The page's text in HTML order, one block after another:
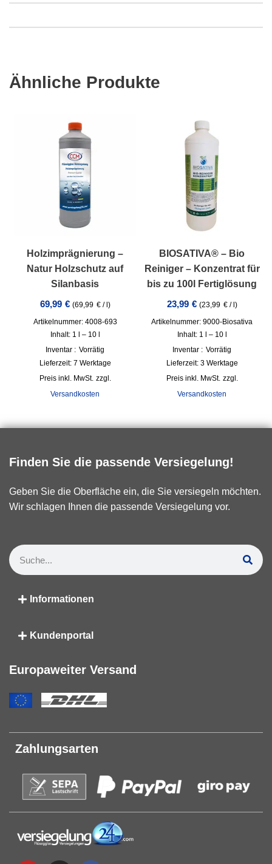
Ähnliche Produkte
Holzimprägnierung –
Natur Holzschutz auf
Silanbasis
69,99 € (69,99 €/l)
Artikelnummer: 4008-693
Inhalt: 1
– 10
Inventar : Vorrätig
Lieferzeit: 7 Werktage
inkl. MwSt. zzgl.
Versandkosten
BIOSATIVA® – Bio
Reiniger – Konzentrat für
bis zu 100l Fertiglösung
23,99 € (23,99 €/l)
Artikelnummer: 9000-Biosativa
Inhalt: 1
– 10
Inventar : Vorrätig
Lieferzeit: 3 Werktage
inkl. MwSt. zzgl.
Versandkosten
Finden Sie die passende Versiegelung!
Geben Sie die Oberfläche ein, die Sie versiegeln möchten.
Wir schlagen Ihnen die passende Versiegelung vor.
Informationen
Kundenportal
Europaweiter Versand
Zahlungsarten